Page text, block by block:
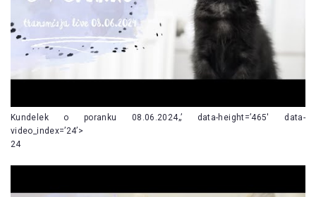
Kundelek o poranku 08.06.2024„’ data-height=’465′ data-
video_index=’24’>
24